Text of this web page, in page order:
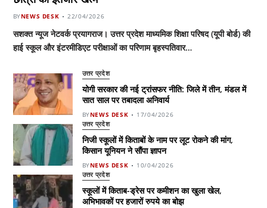
BYNEWS DESK 22/04/2026
सशक्त न्यूज नेटवर्क प्रयागराज। उत्तर प्रदेश माध्यमिक शिक्षा परिषद (यूपी बोर्ड) की
हाई स्कूल और इंटरमीडिएट परीक्षाओं का परिणाम बृहस्पतिवार…
उत्तर प्रदेश
योगी सरकार की नई ट्रांसफर नीति: जिले में तीन, मंडल में
सात साल पर तबादला अनिवार्य
BYNEWS DESK 17/04/2026
उत्तर प्रदेश
निजी स्कूलों में किताबों के नाम पर लूट रोकने की मांग,
किसान यूनियन ने सौंपा ज्ञापन
BYNEWS DESK 10/04/2026
उत्तर प्रदेश
स्कूलों में किताब-ड्रेस पर कमीशन का खुला खेल,
अभिभावकों पर हजारों रुपये का बोझ